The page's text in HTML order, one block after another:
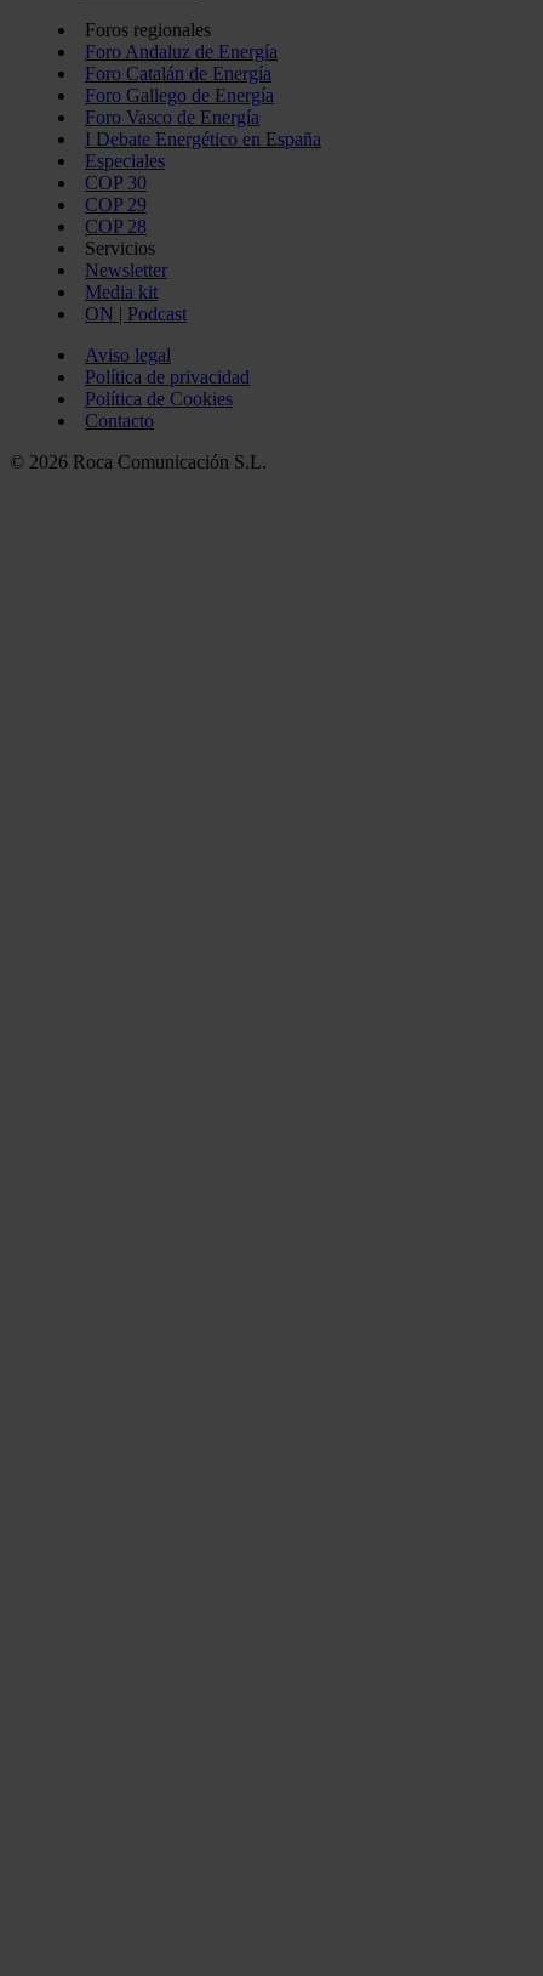
Foros regionales
Foro Andaluz de Energía
Foro Catalán de Energía
Foro Gallego de Energía
Foro Vasco de Energía
I Debate Energético en España
Especiales
COP 30
COP 29
COP 28
Servicios
Newsletter
Media kit
ON | Podcast
Aviso legal
Política de privacidad
Política de Cookies
Contacto
© 2026 Roca Comunicación S.L.